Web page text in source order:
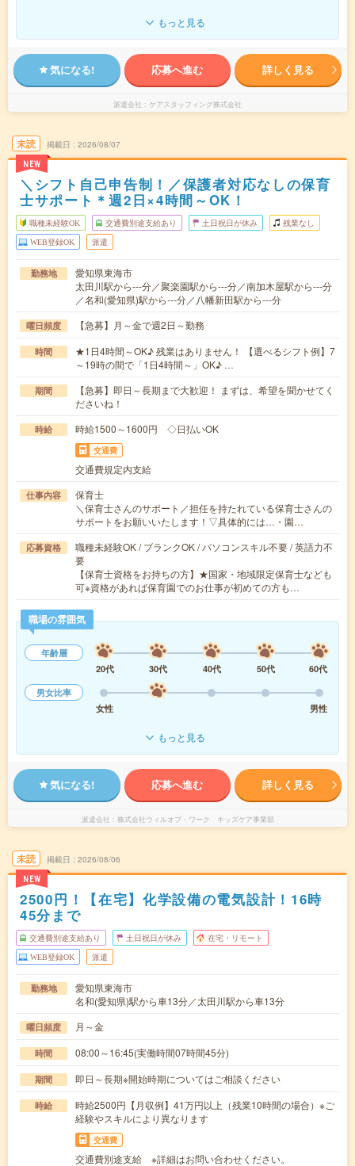
もっと見る
気になる! 応募へ進む 詳しく見る
派遣会社 ケアスタッフィング株式会社
未読
NEW
掲載日 2026/08/07
＼シフト自己申告制！／保護者対応なしの保育
士サポート＊週2日×4時間～OK！
職種未経験OK 交通費別途支給あり 土日祝日が休み 残業なし
WEB登録OK 派遣
勤務地
愛知県東海市
太田川駅から---分／聚楽園駅から---分／南加木屋駅から---分
／名和(愛知県)駅から---分／八幡新田駅から---分
曜日頻度 【急募】月～金で週2日～勤務
時間
★1日4時間～OK♪ 残業はありません！ 【選べるシフト例】7
～19時の間で「1日4時間～」OK♪ …
期間
【急募】即日～長期まで大歓迎！ まずは、希望を聞かせてく
ださいね！
時給 時給1500～1600円 ◇日払いOK
交通費
交通費規定内支給
仕事内容
保育士
＼保育士さんのサポート／担任を持たれている保育士さんの
サポートをお願いいたします！▽具体的には…・園…
応募資格
職種未経験OK / ブランクOK / パソコンスキル不要 / 英語力不
要
【保育士資格をお持ちの方】★国家・地域限定保育士なども
可※資格があれば保育園でのお仕事が初めての方も…
職場の雰囲気
年齢層
20代
30代 40代 50代
60代
男女比率
女性
男性
もっと見る
気になる! 応募へ進む 詳しく見る
派遣会社 株式会社ウィルオブ・ワーク キッズケア事業部
未読
NEW
掲載日 2026/08/06
2500円！【在宅】化学設備の電気設計！16時
45分まで
交通費別途支給あり 土日祝日が休み 在宅・リモート
WEB登録OK 派遣
勤務地
愛知県東海市
名和(愛知県)駅から車13分／太田川駅から車13分
曜日頻度 月～金
時間 08:00～16:45(実働時間07時間45分)
期間 即日～長期※開始時期についてはご相談ください
時給
時給2500円【月収例】41万円以上（残業10時間の場合）※ご
経験やスキルにより異なります
交通費
交通費別途支給 ※詳細はお問い合わせください。